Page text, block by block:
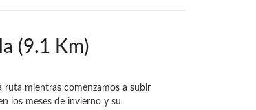
(9.1 Km)
ruta mientras comenzamos a subir
los meses de invierno y su